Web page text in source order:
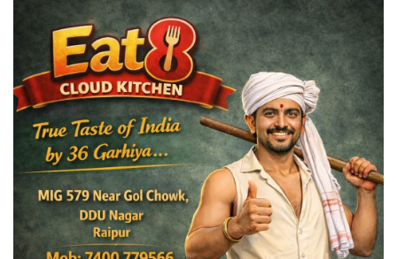
मनोरंजन
ज्ञान विज्ञान
करिअर
लाइफ स्टाइल